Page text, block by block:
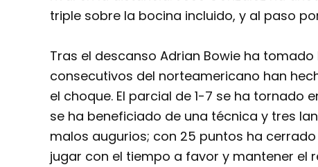
triple sobre la bocina incluido, y al paso
Tras el descanso Adrian Bowie ha
consecutivos del norteamericano han
el choque. El parcial de 1-7 se ha tornado
se ha beneficiado de una técnica y tres
malos augurios; con 25 puntos ha
jugar con el tiempo a favor y mantener el